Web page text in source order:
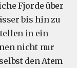
Fjorde über
bis hin zu
in ein
nicht nur
den Atem